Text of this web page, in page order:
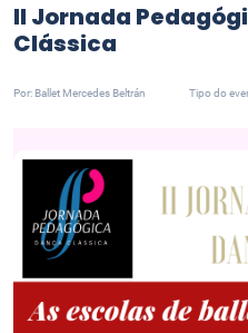
II Jornada
Clássica
Por: Ballet Mercedes Beltrán Tipo do